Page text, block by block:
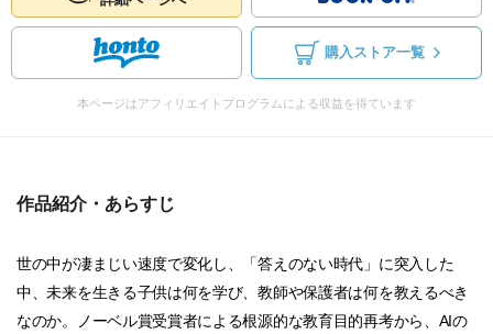
購入ストア一覧
本ページはアフィリエイトプログラムによる収益を得ています
作品紹介・あらすじ
世の中が凄まじい速度で変化し、「答えのない時代」に突入した
中、未来を生きる子供は何を学び、教師や保護者は何を教えるべき
なのか。ノーベル賞受賞者による根源的な教育目的再考から、AIの